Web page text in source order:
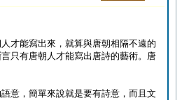
才能寫出來，就算與唐朝相隔不遠的
只有唐朝人才能寫出唐詩的藝術。唐
意，簡單來說就是要有詩意，而且文